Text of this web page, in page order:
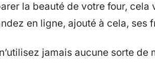
la beauté de votre four, cela
en ligne, ajouté à cela, ses
jamais aucune sorte de